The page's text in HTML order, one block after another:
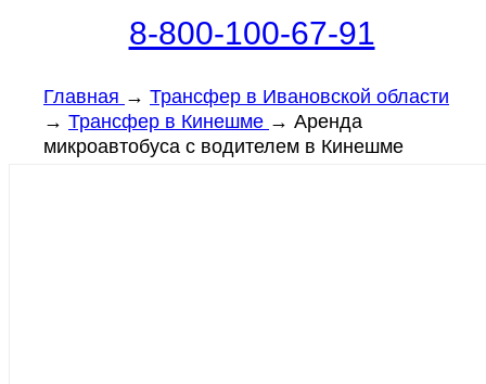
8-800-100-67-91
Главная → Трансфер в Ивановской области
→ Трансфер в Кинешме → Аренда
микроавтобуса с водителем в Кинешме